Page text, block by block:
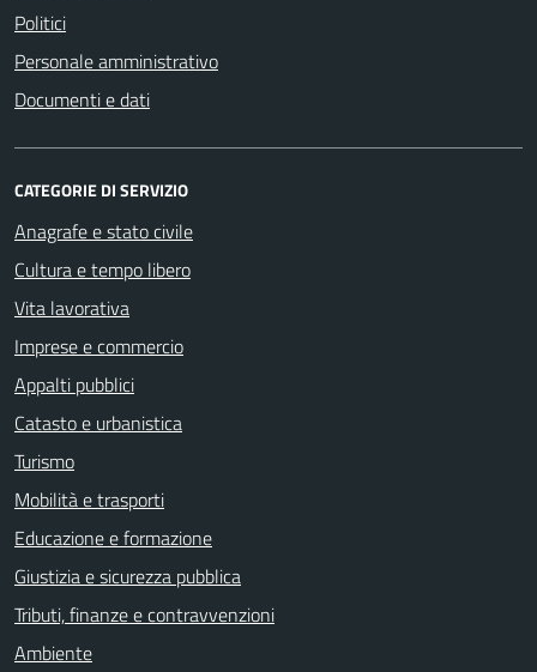
Politici
Personale amministrativo
Documenti e dati
CATEGORIE DI SERVIZIO
Anagrafe e stato civile
Cultura e tempo libero
Vita lavorativa
Imprese e commercio
Appalti pubblici
Catasto e urbanistica
Turismo
Mobilità e trasporti
Educazione e formazione
Giustizia e sicurezza pubblica
Tributi, finanze e contravvenzioni
Ambiente